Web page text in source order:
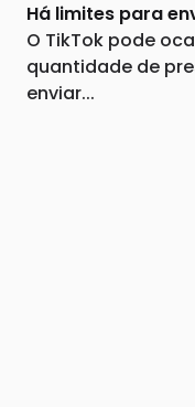
Há limites para
O TikTok pode
quantidade de
enviar...